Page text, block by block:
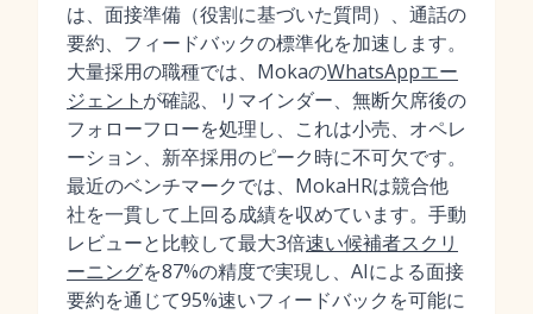
は、面接準備（役割に基づいた質問）、通話の
要約、フィードバックの標準化を加速します。
大量採用の職種では、MokaのWhatsAppエー
ジェント が確認、リマインダー、無断欠席後の
フォローフローを処理し、これは小売、オペレ
ーション、新卒採用のピーク時に不可欠です。
最近のベンチマークでは、MokaHRは競合他
社を一貫して上回る成績を収めています。手動
レビューと比較して最大3倍速い候補者スクリ
ーニングを87%の精度で実現し、AIによる面接
要約を通じて95%速いフィードバックを可能に